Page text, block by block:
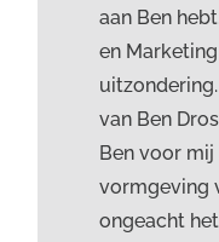
aan Ben
en
van Ben
Ben voor
vormgeving
ongeacht